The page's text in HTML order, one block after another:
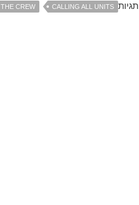
תגיות CALLING ALL UNITS
THE CREW